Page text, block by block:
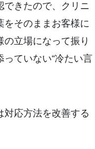
できたので、クリニ
をそのままお客様に
立場になって振り
ていない“冷たい言
対応方法を改善する